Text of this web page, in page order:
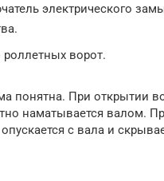
электрического
ворот.
понятна. При открытии
наматывается валом.
с вала и